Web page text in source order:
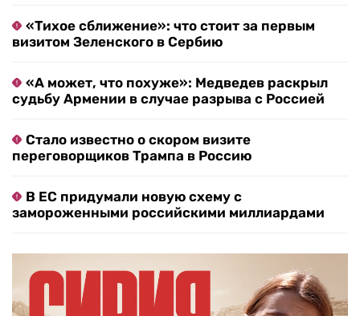
«Тихое сближение»: что стоит за первым
визитом Зеленского в Сербию
«А может, что похуже»: Медведев раскрыл
судьбу Армении в случае разрыва с Россией
Стало известно о скором визите
переговорщиков Трампа в Россию
В ЕС придумали новую схему с
замороженными российскими миллиардами